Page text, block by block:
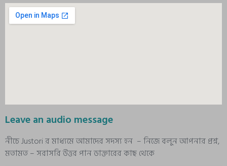
Leave an audio message
নীচে Justori র মাধ্যমে আমাদের সদস্য হন – নিজে বলুন আপনার প্রশ্ন,
মতামত – সরাসরি উত্তর পান ডাক্তারের কাছ থেকে